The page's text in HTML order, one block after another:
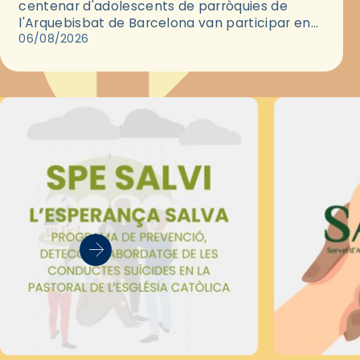
centenar d'adolescents de parròquies de
l'Arquebisbat de Barcelona van participar en
les convivències Be Apostle, organitzades pel
06/08/2026